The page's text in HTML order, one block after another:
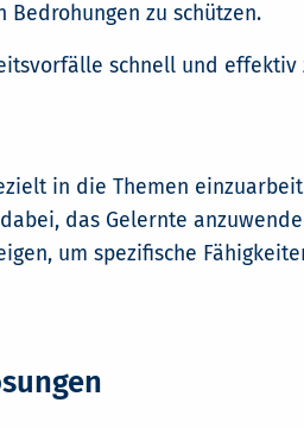
zu schützen.
schnell und effektiv
in die Themen
das Gelernte
um spezifische